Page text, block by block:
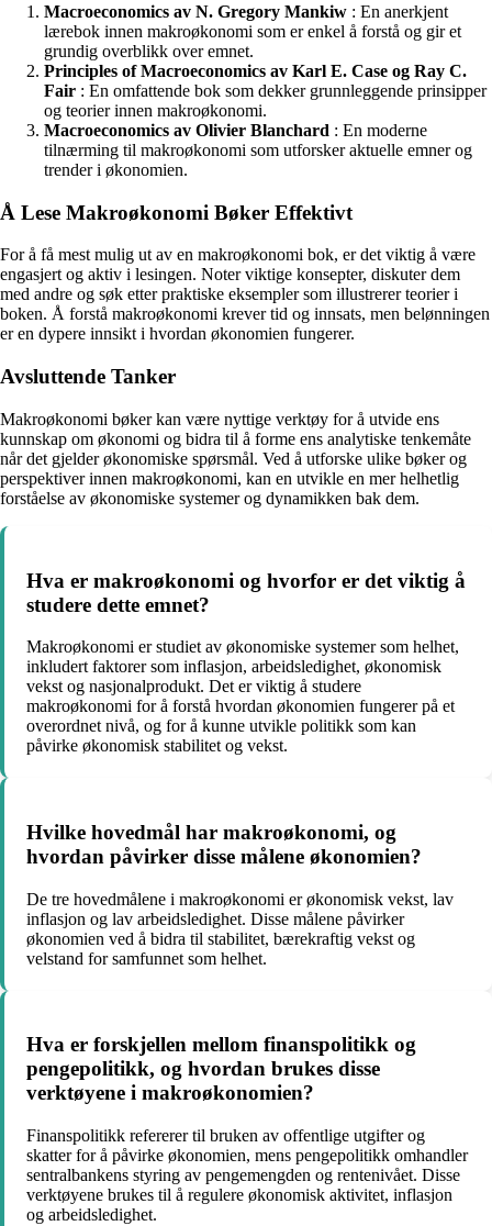
Macroeconomics av N. Gregory Mankiw : En anerkjent
lærebok innen makroøkonomi som er enkel å forstå og gir et
grundig overblikk over emnet.
Principles of Macroeconomics av Karl E. Case og Ray C.
Fair : En omfattende bok som dekker grunnleggende prinsipper
og teorier innen makroøkonomi.
Macroeconomics av Olivier Blanchard : En moderne
tilnærming til makroøkonomi som utforsker aktuelle emner og
trender i økonomien.
Å Lese Makroøkonomi Bøker Effektivt
For å få mest mulig ut av en makroøkonomi bok, er det viktig å være
engasjert og aktiv i lesingen. Noter viktige konsepter, diskuter dem
med andre og søk etter praktiske eksempler som illustrerer teorier i
boken. Å forstå makroøkonomi krever tid og innsats, men belønningen
er en dypere innsikt i hvordan økonomien fungerer.
Avsluttende Tanker
Makroøkonomi bøker kan være nyttige verktøy for å utvide ens
kunnskap om økonomi og bidra til å forme ens analytiske tenkemåte
når det gjelder økonomiske spørsmål. Ved å utforske ulike bøker og
perspektiver innen makroøkonomi, kan en utvikle en mer helhetlig
forståelse av økonomiske systemer og dynamikken bak dem.
Hva er makroøkonomi og hvorfor er det viktig å
studere dette emnet?
Makroøkonomi er studiet av økonomiske systemer som helhet,
inkludert faktorer som inflasjon, arbeidsledighet, økonomisk
vekst og nasjonalprodukt. Det er viktig å studere
makroøkonomi for å forstå hvordan økonomien fungerer på et
overordnet nivå, og for å kunne utvikle politikk som kan
påvirke økonomisk stabilitet og vekst.
Hvilke hovedmål har makroøkonomi, og
hvordan påvirker disse målene økonomien?
De tre hovedmålene i makroøkonomi er økonomisk vekst, lav
inflasjon og lav arbeidsledighet. Disse målene påvirker
økonomien ved å bidra til stabilitet, bærekraftig vekst og
velstand for samfunnet som helhet.
Hva er forskjellen mellom finanspolitikk og
pengepolitikk, og hvordan brukes disse
verktøyene i makroøkonomien?
Finanspolitikk refererer til bruken av offentlige utgifter og
skatter for å påvirke økonomien, mens pengepolitikk omhandler
sentralbankens styring av pengemengden og rentenivået. Disse
verktøyene brukes til å regulere økonomisk aktivitet, inflasjon
og arbeidsledighet.